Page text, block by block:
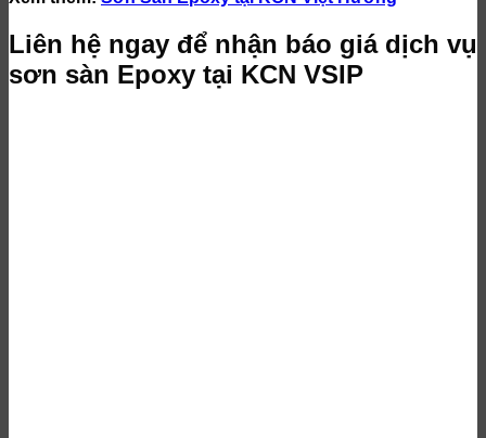
Liên hệ ngay để nhận báo giá dịch vụ
sơn sàn Epoxy tại KCN VSIP